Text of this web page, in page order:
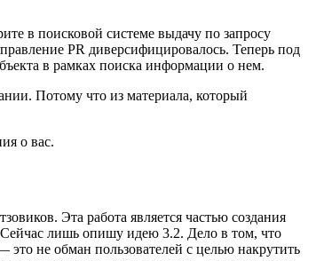
в поисковой системе выдачу по запросу
PR диверсифицировалось. Теперь под
в рамках поиска информации о нем.
Потому что из материала, который
о вас.
Эта работа является частью создания
Сейчас лишь опишу идею 3.2. Дело в том, что
не обман пользователей с целью накрутить